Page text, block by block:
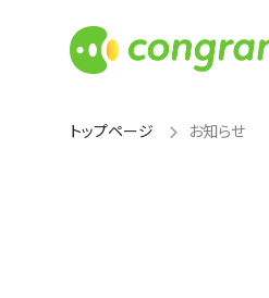
トップページ お知らせ